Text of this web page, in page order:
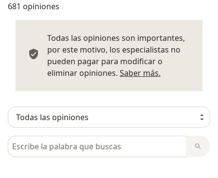
681 opiniones
Todas las opiniones son importantes,
por este motivo, los especialistas no
pueden pagar para modificar o
eliminar opiniones. Saber más.
Busca en opiniones